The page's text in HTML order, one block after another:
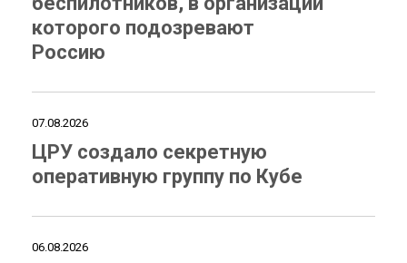
которого подозревают
Россию
07.08.2026
ЦРУ создало секретную
оперативную группу по Кубе
06.08.2026